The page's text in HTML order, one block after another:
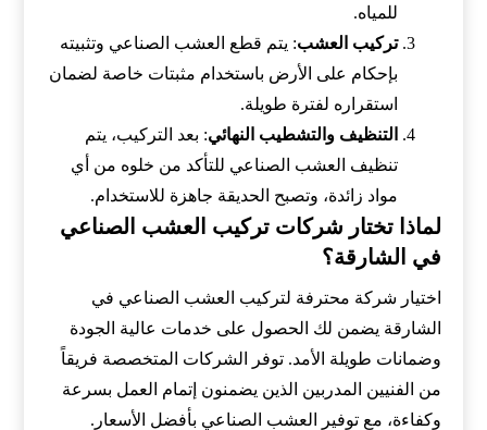
للمياه.
تركيب العشب: يتم قطع العشب الصناعي وتثبيته
بإحكام على الأرض باستخدام مثبتات خاصة لضمان
استقراره لفترة طويلة.
التنظيف والتشطيب النهائي: بعد التركيب، يتم
تنظيف العشب الصناعي للتأكد من خلوه من أي
مواد زائدة، وتصبح الحديقة جاهزة للاستخدام.
لماذا تختار شركات تركيب العشب الصناعي
في الشارقة؟
اختيار شركة محترفة لتركيب العشب الصناعي في
الشارقة يضمن لك الحصول على خدمات عالية الجودة
وضمانات طويلة الأمد. توفر الشركات المتخصصة فريقاً
من الفنيين المدربين الذين يضمنون إتمام العمل بسرعة
وكفاءة، مع توفير العشب الصناعي بأفضل الأسعار.